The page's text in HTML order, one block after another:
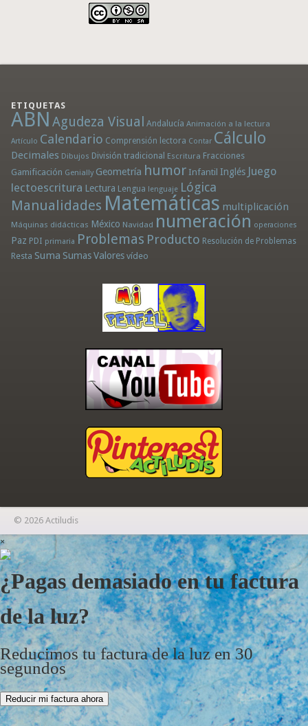
ETIQUETAS
ABN Agudeza Visual Andalucía Animación a la lectura
Artículo Calendario Comprensión lectora Contar Cálculo
Decimales Dibujos División tradicional Escritura Fracciones
Gamificación Genially Geometría humor Infantil Inglés Juego
lectoescritura Lectura Lengua lenguaje Lógica
Manualidades Matemáticas multiplicación
Máquinas didácticas México Navidad numeración operaciones
Paz PDI primaria Problemas Producto Resolución de Problemas
Resta Suma Sumas Valores vídeo
© 2026 Actiludis
×
¿Pagas demasiado en tu factura
de la luz?
Reducimos tu factura de la luz en 30
segundos
Reducir mi factura ahora